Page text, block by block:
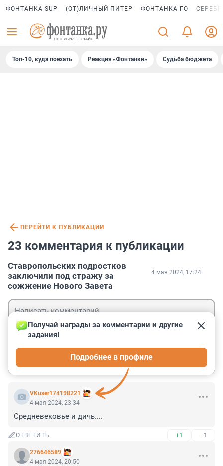
ФОНТАНКА SUP (ОТ)ЛИЧНЫЙ ПИТЕР ФОНТАНКА ГО
Топ-10, куда поехать Реакция «Фонтанки» Судьба бюджета
ПЕРЕЙТИ К ПУБЛИКАЦИИ
23 комментария к публикации
Ставропольских подростков
заключили под стражу за
сожжение Нового Завета
4 мая 2024, 17:24
VKuser174198221
Получай награды за комментарии и другие
задания!
Подробнее в профиле
4 мая 2024, 23:34
Средневековье и дичь....
ОТВЕТИТЬ +1 –1
276646589
4 мая 2024, 20:50